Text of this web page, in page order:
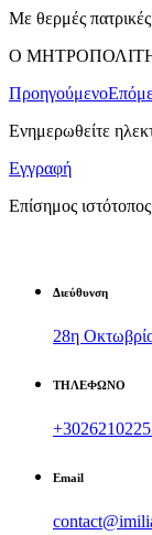
Με θερμές
Ο
Προηγούμενο
Ενημερωθείτε
Εγγραφή
Επίσημος
Διεύθυνση
28η
ΤΗΛΕΦΩΝΟ
Email